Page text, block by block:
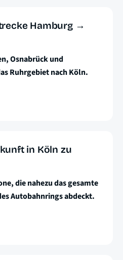
Hamburg →
Osnabrück und
Ruhrgebiet nach Köln.
in Köln zu
die nahezu das gesamte
Autobahnrings abdeckt.